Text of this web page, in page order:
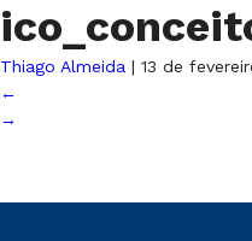
Thiago Almeida | 13 de
←
→